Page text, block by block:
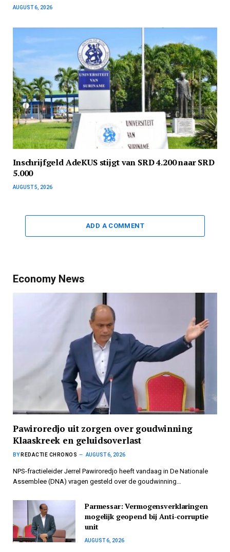
AUGUST 6, 2026
Inschrijfgeld AdeKUS stijgt van SRD 4.200 naar SRD
5.000
AUGUST 5, 2026
ADD A COMMENT
Economy News
Pawiroredjo uit zorgen over goudwinning
Klaaskreek en geluidsoverlast
BY REDACTIE CHRONOS AUGUST 6, 2026
NPS-fractieleider Jerrel Pawiroredjo heeft vandaag in De Nationale
Assemblee (DNA) vragen gesteld over de goudwinning…
Parmessar: Vermogensverklaringen
mogelijk geopend bij Anti-corruptie
unit
AUGUST 6, 2026